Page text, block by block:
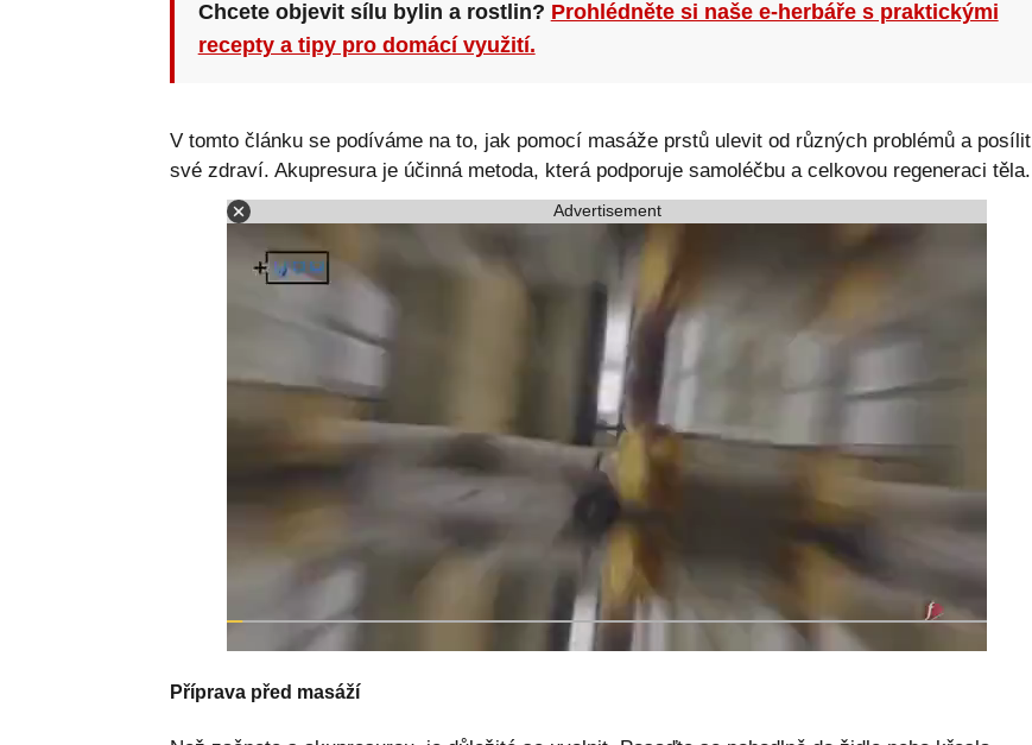
Chcete objevit sílu bylin a rostlin? Prohlédněte si naše e-herbáře s praktickými
recepty a tipy pro domácí využití.
V tomto článku se podíváme na to, jak pomocí masáže prstů ulevit od různých problémů a posílit
své zdraví. Akupresura je účinná metoda, která podporuje samoléčbu a celkovou regeneraci těla.
Advertisement
Příprava před masáží